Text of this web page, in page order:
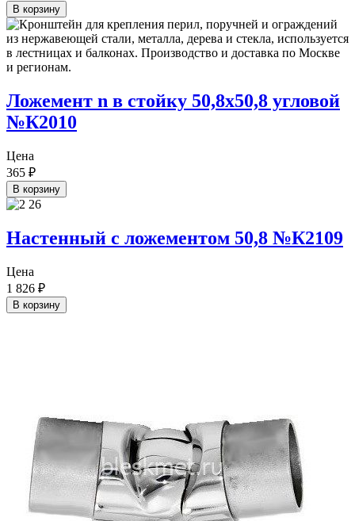
В корзину
Ложемент n в стойку 50,8х50,8 угловой
№К2010
Цена
365 ₽
В корзину
Настенный с ложементом 50,8 №К2109
Цена
1 826 ₽
В корзину